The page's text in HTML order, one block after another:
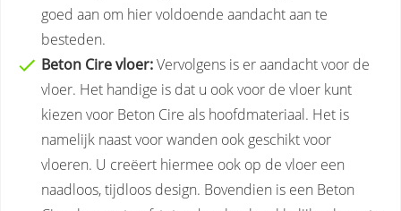
goed aan om hier voldoende aandacht aan te
besteden.
Beton Cire vloer:Vervolgens is er aandacht voor de
vloer. Het handige is dat u ook voor de vloer kunt
kiezen voor Beton Cire als hoofdmateriaal. Het is
namelijk naast voor wanden ook geschikt voor
vloeren. U creëert hiermee ook op de vloer een
naadloos, tijdloos design. Bovendien is een Beton